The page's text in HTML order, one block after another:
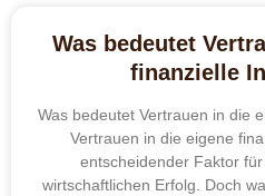
Was bedeutet
finanzielle
Was bedeutet Vertrauen in die
Vertrauen in die eigene
entscheidender Faktor
wirtschaftlichen Erfolg. Doch